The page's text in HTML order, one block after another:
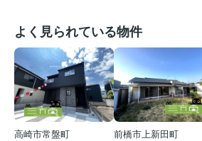
よく見られている物件
高崎市常盤町
前橋市上新田町